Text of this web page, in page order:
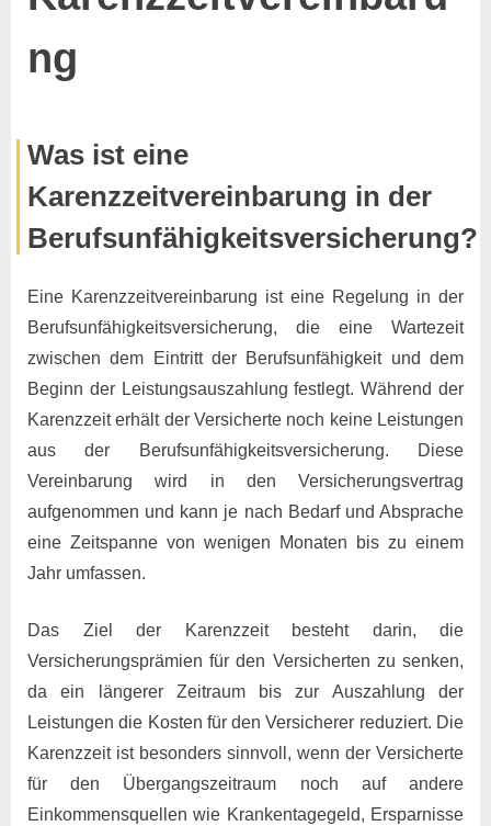
ng
Posted
on
31.
Oktober
2024
By
Marco
Keine
Kommentare zu
Karenzzeitvereinbarung
Was ist eine
Karenzzeitvereinbarung in der
Berufsunfähigkeitsversicherung?
Eine Karenzzeitvereinbarung ist eine Regelung in der
Berufsunfähigkeitsversicherung, die eine Wartezeit
zwischen dem Eintritt der Berufsunfähigkeit und dem
Beginn der Leistungsauszahlung festlegt. Während der
Karenzzeit erhält der Versicherte noch keine Leistungen
aus der Berufsunfähigkeitsversicherung. Diese
Vereinbarung wird in den Versicherungsvertrag
aufgenommen und kann je nach Bedarf und Absprache
eine Zeitspanne von wenigen Monaten bis zu einem
Jahr umfassen.
Das Ziel der Karenzzeit besteht darin, die
Versicherungsprämien für den Versicherten zu senken,
da ein längerer Zeitraum bis zur Auszahlung der
Leistungen die Kosten für den Versicherer reduziert. Die
Karenzzeit ist besonders sinnvoll, wenn der Versicherte
für den Übergangszeitraum noch auf andere
Einkommensquellen wie Krankentagegeld, Ersparnisse